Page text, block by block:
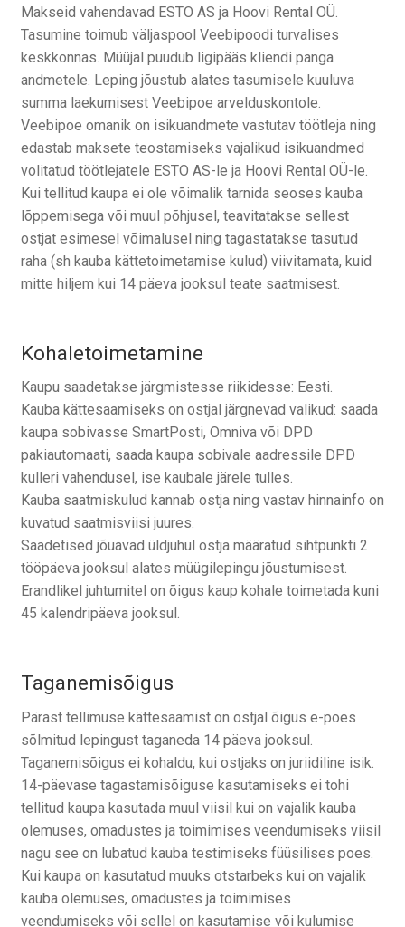
Makseid vahendavad ESTO AS ja Hoovi Rental OÜ.
Tasumine toimub väljaspool Veebipoodi turvalises
keskkonnas. Müüjal puudub ligipääs kliendi panga
andmetele. Leping jõustub alates tasumisele kuuluva
summa laekumisest Veebipoe arvelduskontole.
Veebipoe omanik on isikuandmete vastutav töötleja ning
edastab maksete teostamiseks vajalikud isikuandmed
volitatud töötlejatele ESTO AS-le ja Hoovi Rental OÜ-le.
Kui tellitud kaupa ei ole võimalik tarnida seoses kauba
lõppemisega või muul põhjusel, teavitatakse sellest
ostjat esimesel võimalusel ning tagastatakse tasutud
raha (sh kauba kättetoimetamise kulud) viivitamata, kuid
mitte hiljem kui 14 päeva jooksul teate saatmisest.
Kohaletoimetamine
Kaupu saadetakse järgmistesse riikidesse: Eesti.
Kauba kättesaamiseks on ostjal järgnevad valikud: saada
kaupa sobivasse SmartPosti, Omniva või DPD
pakiautomaati, saada kaupa sobivale aadressile DPD
kulleri vahendusel, ise kaubale järele tulles.
Kauba saatmiskulud kannab ostja ning vastav hinnainfo on
kuvatud saatmisviisi juures.
Saadetised jõuavad üldjuhul ostja määratud sihtpunkti 2
tööpäeva jooksul alates müügilepingu jõustumisest.
Erandlikel juhtumitel on õigus kaup kohale toimetada kuni
45 kalendripäeva jooksul.
Taganemisõigus
Pärast tellimuse kättesaamist on ostjal õigus e-poes
sõlmitud lepingust taganeda 14 päeva jooksul.
Taganemisõigus ei kohaldu, kui ostjaks on juriidiline isik.
14-päevase tagastamisõiguse kasutamiseks ei tohi
tellitud kaupa kasutada muul viisil kui on vajalik kauba
olemuses, omadustes ja toimimises veendumiseks viisil
nagu see on lubatud kauba testimiseks füüsilises poes.
Kui kaupa on kasutatud muuks otstarbeks kui on vajalik
kauba olemuses, omadustes ja toimimises
veendumiseks või sellel on kasutamise või kulumise